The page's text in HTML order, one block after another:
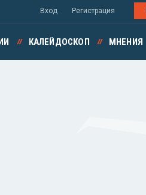
Вход Регистрация
КАЛЕЙДОСКОП МНЕНИЯ